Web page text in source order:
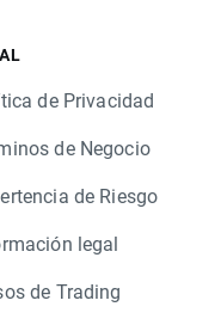
de Privacidad
de Negocio
de Riesgo
legal
de Trading